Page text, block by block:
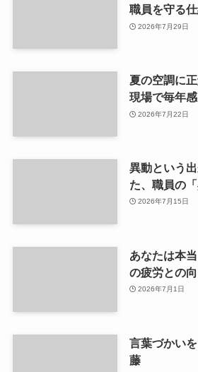
職員を守る
2026年7月29日
夏の空調に
現場で毎年
2026年7月22日
異動という
た、職員の
2026年7月15日
あなたは本
の疲労との
2026年7月1日
言葉づかい
藤